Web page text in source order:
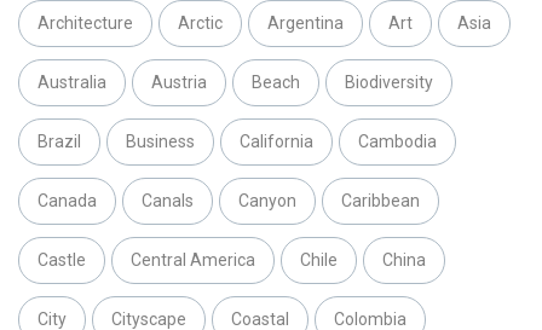
Architecture Arctic Argentina Art Asia
Australia Austria Beach Biodiversity
Brazil Business California Cambodia
Canada Canals Canyon Caribbean
Castle Central America Chile China
City Cityscape Coastal Colombia